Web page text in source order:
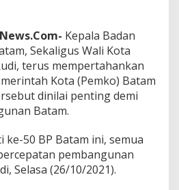
Kepala Badan
Sekaligus Wali Kota
terus mempertahankan
Kota (Pemko) Batam
dinilai penting demi
Batam.
ke-50 BP Batam ini, semua
pembangunan
Selasa (26/10/2021).